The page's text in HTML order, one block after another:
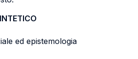
ed epistemologia